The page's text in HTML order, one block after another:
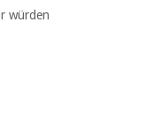
würden